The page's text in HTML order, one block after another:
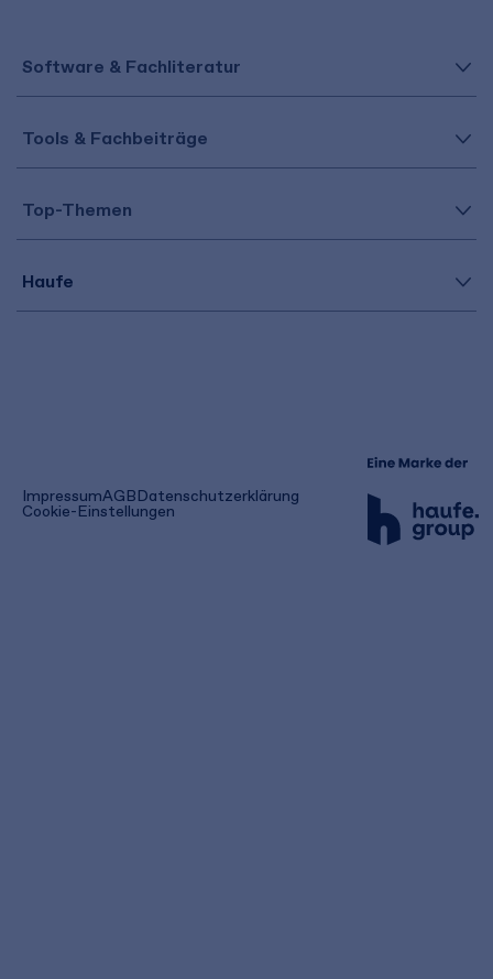
Software & Fachliteratur
Tools & Fachbeiträge
Top-Themen
Haufe
ImpressumAGB(öffnet
in
einem
Datenschutzerklärung
Cookie-Einstellungen